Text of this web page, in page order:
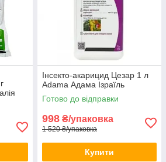
Інсекто-акарицид Цезар 1 л
Adama Адама Ізраїль
Готово до відправки
998 ₴/упаковка
1 520 ₴/упаковка
Купити